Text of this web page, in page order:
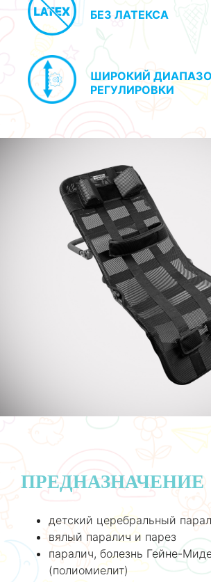
БЕЗ ЛАТЕКСА
ШИРОКИЙ
РЕГУЛИРОВКИ
ПРЕДНАЗНАЧЕНИЕ
детский церебральный
вялый паралич и парез
паралич, болезнь Гейне-
(полиомиелит)